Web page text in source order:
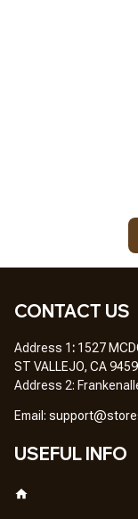
CONTACT US
Address 1: 1527
ST VALLEJO, CA
Address 2:
Email:
USEFUL INFO